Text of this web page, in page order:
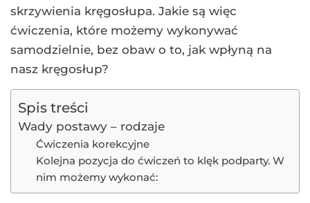
skrzywienia kręgosłupa. Jakie są więc
ćwiczenia, które możemy wykonywać
samodzielnie, bez obaw o to, jak wpłyną na
nasz kręgosłup?
Spis treści
Wady postawy – rodzaje
Ćwiczenia korekcyjne
Kolejna pozycja do ćwiczeń to klęk podparty. W
nim możemy wykonać: